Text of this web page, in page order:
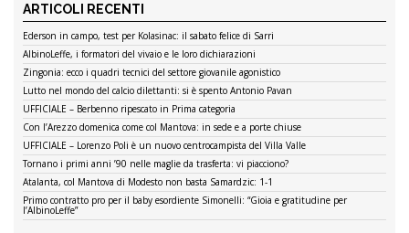
ARTICOLI RECENTI
Ederson in campo, test per Kolasinac: il sabato felice di Sarri
AlbinoLeffe, i formatori del vivaio e le loro dichiarazioni
Zingonia: ecco i quadri tecnici del settore giovanile agonistico
Lutto nel mondo del calcio dilettanti: si è spento Antonio Pavan
UFFICIALE – Berbenno ripescato in Prima categoria
Con l’Arezzo domenica come col Mantova: in sede e a porte chiuse
UFFICIALE – Lorenzo Poli è un nuovo centrocampista del Villa Valle
Tornano i primi anni ’90 nelle maglie da trasferta: vi piacciono?
Atalanta, col Mantova di Modesto non basta Samardzic: 1-1
Primo contratto pro per il baby esordiente Simonelli: “Gioia e gratitudine per
l’AlbinoLeffe”